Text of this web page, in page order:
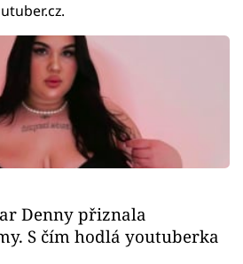
Denny přiznala
S čím hodlá youtuberka